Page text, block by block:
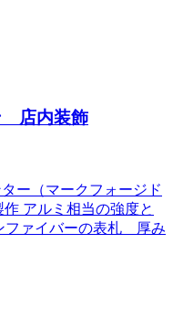
店内装飾
ー（マークフォージド
アルミ相当の強度と
ファイバーの表札 厚み